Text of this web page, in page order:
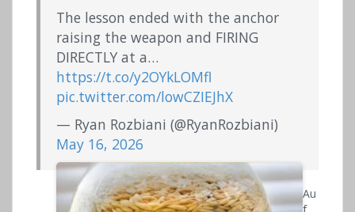
The lesson ended with the anchor
raising the weapon and FIRING
DIRECTLY at a…
https://t.co/y2OYkLOMfl
pic.twitter.com/lowCZIEJhX
— Ryan Rozbiani (@RyanRozbiani)
May 16, 2026
Au